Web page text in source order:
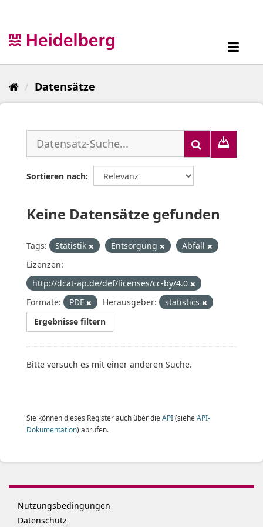
Datensätze
Sortieren nach
Keine Datensätze gefunden
Tags: Statistik Entsorgung
Abfall
Lizenzen:
http://dcat-ap.de/def/licenses/cc-by/4.0
Formate:
PDF Herausgeber:
statistics
Ergebnisse filtern
Bitte versuch es mit einer anderen Suche.
Sie können dieses Register auch über die API(siehe API-
Dokumentation) abrufen.
Nutzungsbedingungen
Datenschutz